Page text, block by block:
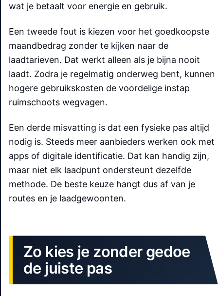
wat je betaalt voor energie en gebruik.
Een tweede fout is kiezen voor het goedkoopste
maandbedrag zonder te kijken naar de
laadtarieven. Dat werkt alleen als je bijna nooit
laadt. Zodra je regelmatig onderweg bent, kunnen
hogere gebruikskosten de voordelige instap
ruimschoots wegvagen.
Een derde misvatting is dat een fysieke pas altijd
nodig is. Steeds meer aanbieders werken ook met
apps of digitale identificatie. Dat kan handig zijn,
maar niet elk laadpunt ondersteunt dezelfde
methode. De beste keuze hangt dus af van je
routes en je laadgewoonten.
Zo kies je zonder gedoe
de juiste pas